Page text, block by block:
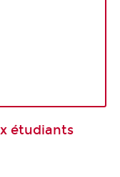
étudiants